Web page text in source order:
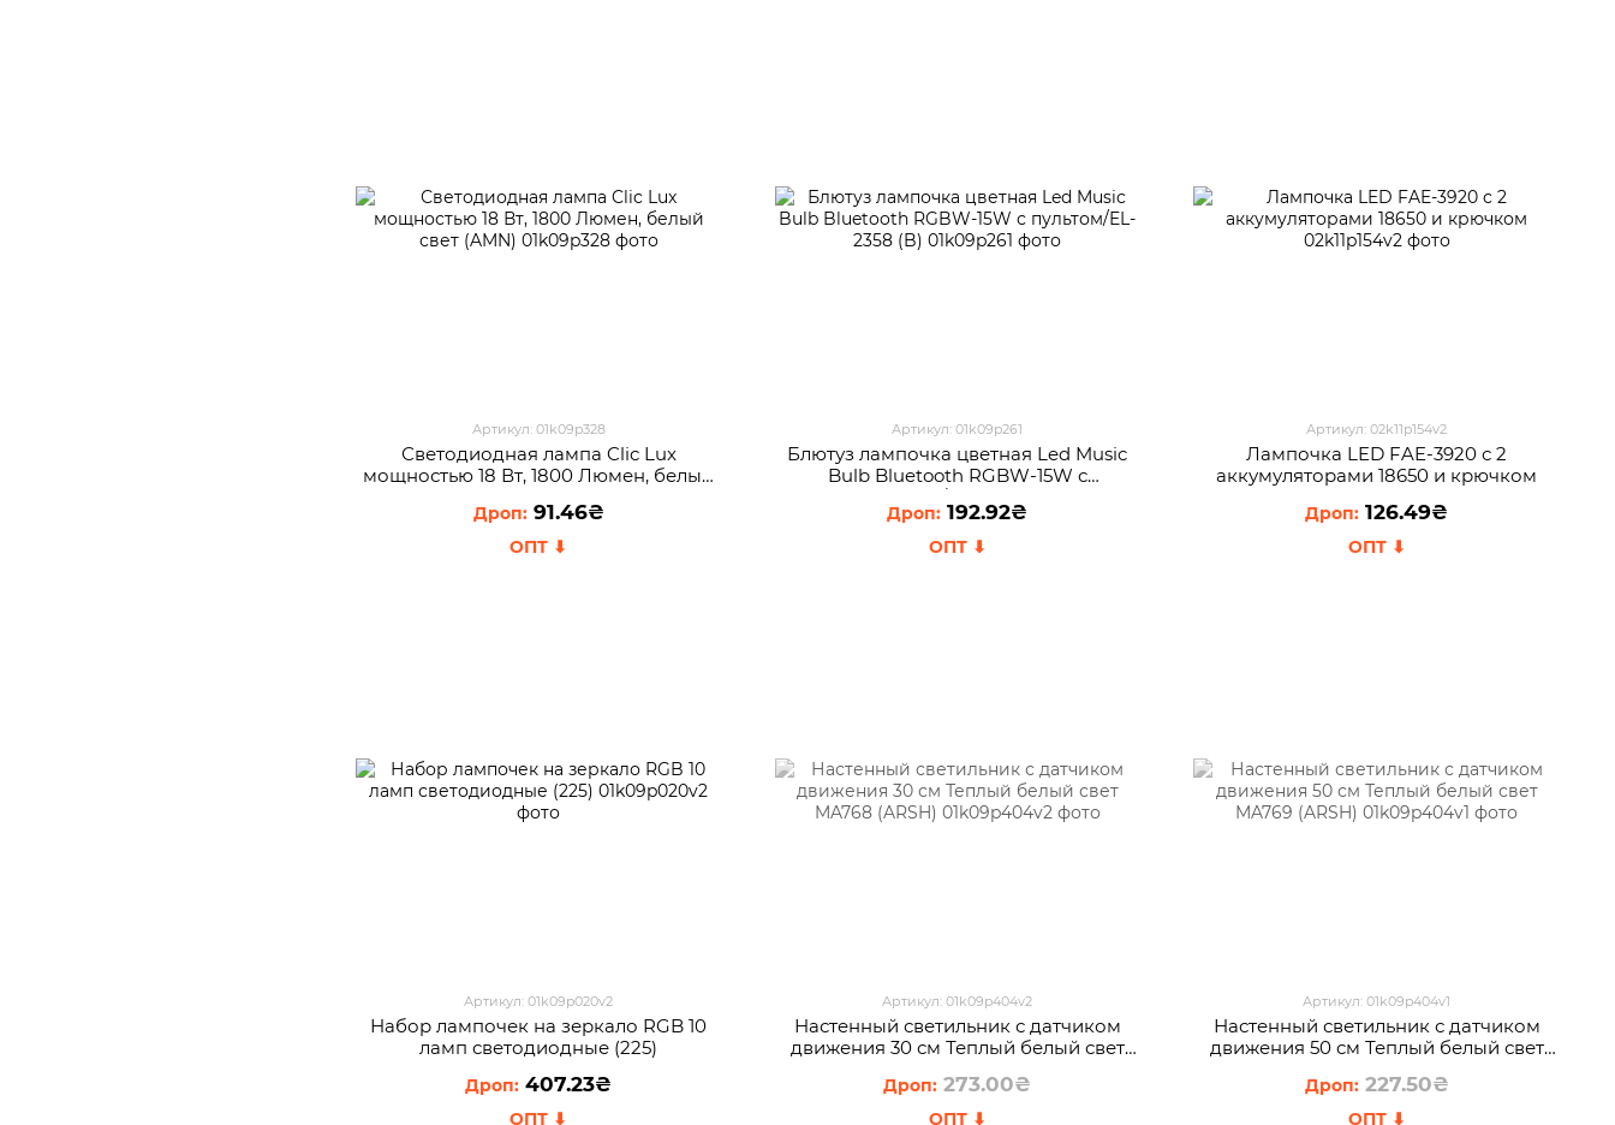
Артикул: 01k09p328
Светодиодная лампа Clic Lux
мощностью 18 Вт, 1800 Люмен, белый
91.46₴
Артикул: 01k09p261
Блютуз лампочка цветная Led Music
Bulb Bluetooth RGBW-15W с
пультом/EL-2358 (B)
192.92₴
Артикул: 02k11p154v2
Лампочка LED FAE-3920 с 2
аккумуляторами 18650 и крючком
126.49₴
Артикул: 01k09p020v2
Набор лампочек на зеркало RGB 10
ламп светодиодные (225)
407.23₴
Артикул: 01k09p404v2
Настенный светильник с датчиком
движения 30 см Теплый белый свет
273.00₴
Артикул: 01k09p404v1
Настенный светильник с датчиком
движения 50 см Теплый белый свет
227.50₴